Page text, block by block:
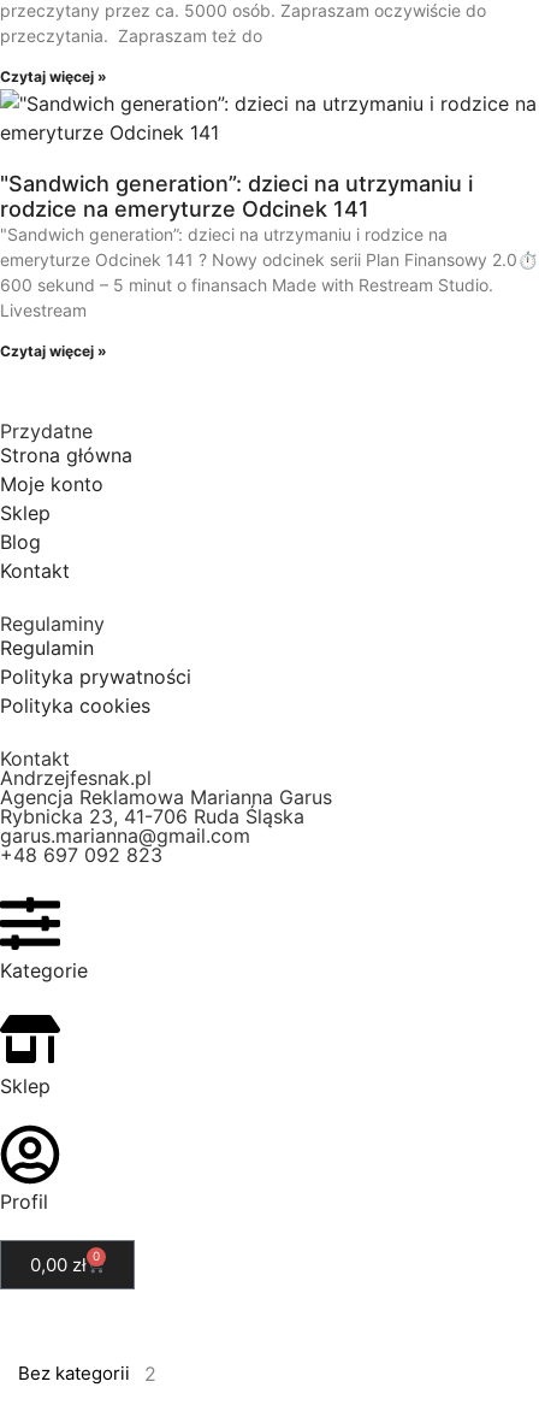
przeczytany przez ca. 5000 osób. Zapraszam oczywiście do
przeczytania. Zapraszam też do
Czytaj więcej »
"Sandwich generation”: dzieci na utrzymaniu i
rodzice na emeryturze Odcinek 141
"Sandwich generation”: dzieci na utrzymaniu i rodzice na
emeryturze Odcinek 141 ? Nowy odcinek serii Plan Finansowy 2.0⏱️
600 sekund – 5 minut o finansach Made with Restream Studio.
Livestream
Czytaj więcej »
Przydatne
Strona główna
Moje konto
Sklep
Blog
Kontakt
Regulaminy
Regulamin
Polityka prywatności
Polityka cookies
Kontakt
Andrzejfesnak.pl
Agencja Reklamowa Marianna Garus
Rybnicka 23, 41-706 Ruda Śląska
garus.marianna@gmail.com
+48 697 092 823
Kategorie
Sklep
Profil
0,00 zł 0
Bez kategorii 2